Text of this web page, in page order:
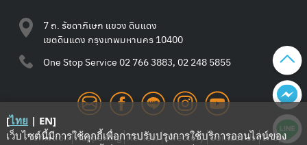
7 ถ. รัชดาภิเษก แขวง ดินแดง
เขตดินแดง กรุงเทพมหานคร 10400
One Stop Service 02 766 3883, 02 248 5855
Promotion Happening Review Directory Contact Us Shop
[ไทย | EN]
เว็บไซต์นี้มีการใช้คุกกี้เพื่อการปรับปรุงการใช้บริการออนไลน์ของ